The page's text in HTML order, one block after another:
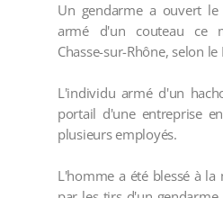
Un gendarme a ouvert
armé d'un couteau ce
Chasse-sur-Rhône, selon
L'individu armé d'un
portail d'une entreprise
plusieurs employés.
L'homme a été blessé à la